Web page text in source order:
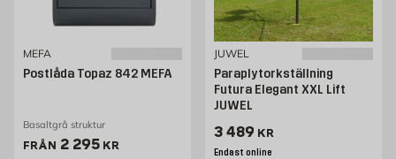
MEFA
Postlåda Topaz 842 MEFA
Basaltgrå struktur
FRÅN Pris 2295 kr
2 295 KR
JUWEL
Paraplytorkställning
Futura Elegant XXL Lift
JUWEL
Pris 3489 kr
3 489 KR
Endast online